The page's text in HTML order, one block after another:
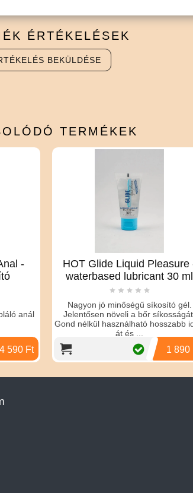
ÉRTÉKELÉSEK
BEKÜLDÉSE
TERMÉKEK
HOT Glide Liquid Pleasure -
waterbased lubricant 30 ml
Nagyon jó minőségű síkosító gél.
Jelentősen növeli a bőr síkosságát.
Gond nélkül használható hosszabb időn
1 890 Ft